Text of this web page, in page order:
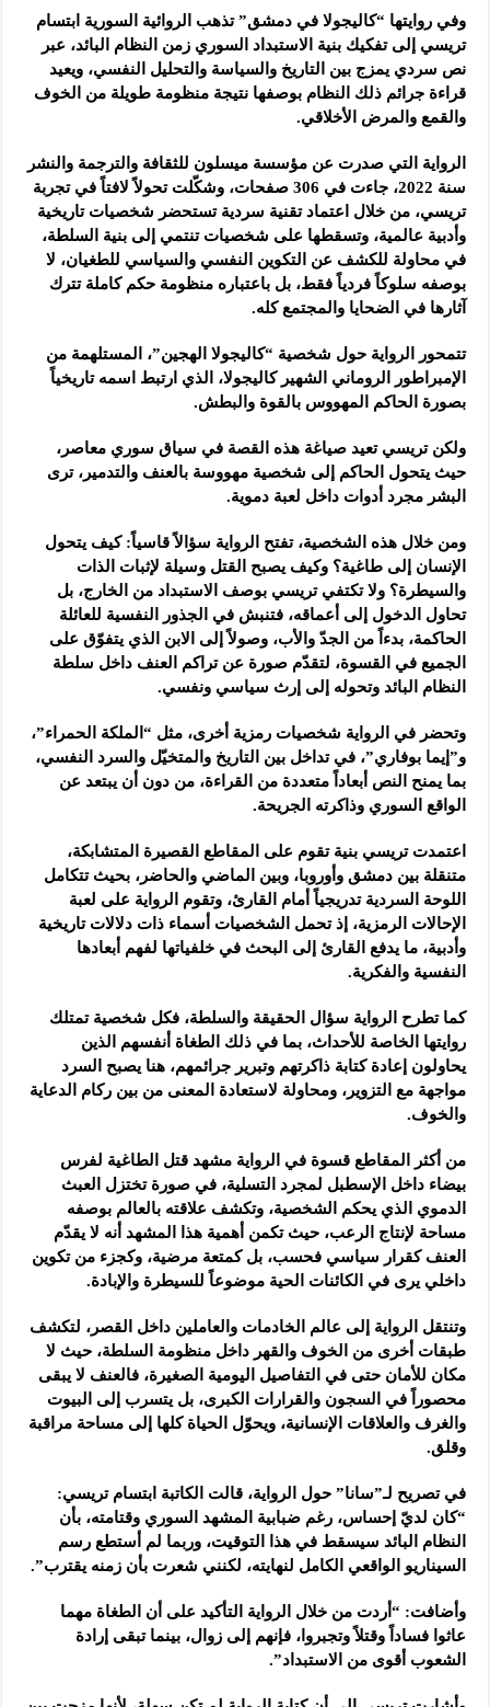
وفي روايتها “كاليجولا في دمشق” تذهب الروائية السورية ابتسام
تريسي إلى تفكيك بنية الاستبداد السوري زمن النظام البائد، عبر
نص سردي يمزج بين التاريخ والسياسة والتحليل النفسي، ويعيد
قراءة جرائم ذلك النظام بوصفها نتيجة منظومة طويلة من الخوف
والقمع والمرض الأخلاقي.
الرواية التي صدرت عن مؤسسة ميسلون للثقافة والترجمة والنشر
سنة 2022، جاءت في 306 صفحات، وشكّلت تحولاً لافتاً في تجربة
تريسي، من خلال اعتماد تقنية سردية تستحضر شخصيات تاريخية
وأدبية عالمية، وتسقطها على شخصيات تنتمي إلى بنية السلطة،
في محاولة للكشف عن التكوين النفسي والسياسي للطغيان، لا
بوصفه سلوكاً فردياً فقط، بل باعتباره منظومة حكم كاملة تترك
آثارها في الضحايا والمجتمع كله.
تتمحور الرواية حول شخصية “كاليجولا الهجين”، المستلهمة من
الإمبراطور الروماني الشهير كاليجولا، الذي ارتبط اسمه تاريخياً
بصورة الحاكم المهووس بالقوة والبطش.
ولكن تريسي تعيد صياغة هذه القصة في سياق سوري معاصر،
حيث يتحول الحاكم إلى شخصية مهووسة بالعنف والتدمير، ترى
البشر مجرد أدوات داخل لعبة دموية.
ومن خلال هذه الشخصية، تفتح الرواية سؤالاً قاسياً: كيف يتحول
الإنسان إلى طاغية؟ وكيف يصبح القتل وسيلة لإثبات الذات
والسيطرة؟ ولا تكتفي تريسي بوصف الاستبداد من الخارج، بل
تحاول الدخول إلى أعماقه، فتنبش في الجذور النفسية للعائلة
الحاكمة، بدءاً من الجدّ والأب، وصولاً إلى الابن الذي يتفوّق على
الجميع في القسوة، لتقدّم صورة عن تراكم العنف داخل سلطة
النظام البائد وتحوله إلى إرث سياسي ونفسي.
وتحضر في الرواية شخصيات رمزية أخرى، مثل “الملكة الحمراء”،
و”إيما بوفاري”، في تداخل بين التاريخ والمتخيّل والسرد النفسي،
بما يمنح النص أبعاداً متعددة من القراءة، من دون أن يبتعد عن
الواقع السوري وذاكرته الجريحة.
اعتمدت تريسي بنية تقوم على المقاطع القصيرة المتشابكة،
متنقلة بين دمشق وأوروبا، وبين الماضي والحاضر، بحيث تتكامل
اللوحة السردية تدريجياً أمام القارئ، وتقوم الرواية على لعبة
الإحالات الرمزية، إذ تحمل الشخصيات أسماء ذات دلالات تاريخية
وأدبية، ما يدفع القارئ إلى البحث في خلفياتها لفهم أبعادها
النفسية والفكرية.
كما تطرح الرواية سؤال الحقيقة والسلطة، فكل شخصية تمتلك
روايتها الخاصة للأحداث، بما في ذلك الطغاة أنفسهم الذين
يحاولون إعادة كتابة ذاكرتهم وتبرير جرائمهم، هنا يصبح السرد
مواجهة مع التزوير، ومحاولة لاستعادة المعنى من بين ركام الدعاية
والخوف.
من أكثر المقاطع قسوة في الرواية مشهد قتل الطاغية لفرس
بيضاء داخل الإسطبل لمجرد التسلية، في صورة تختزل العبث
الدموي الذي يحكم الشخصية، وتكشف علاقته بالعالم بوصفه
مساحة لإنتاج الرعب، حيث تكمن أهمية هذا المشهد أنه لا يقدّم
العنف كقرار سياسي فحسب، بل كمتعة مرضية، وكجزء من تكوين
داخلي يرى في الكائنات الحية موضوعاً للسيطرة والإبادة.
وتنتقل الرواية إلى عالم الخادمات والعاملين داخل القصر، لتكشف
طبقات أخرى من الخوف والقهر داخل منظومة السلطة، حيث لا
مكان للأمان حتى في التفاصيل اليومية الصغيرة، فالعنف لا يبقى
محصوراً في السجون والقرارات الكبرى، بل يتسرب إلى البيوت
والغرف والعلاقات الإنسانية، ويحوّل الحياة كلها إلى مساحة مراقبة
وقلق.
في تصريح لـ”سانا” حول الرواية، قالت الكاتبة ابتسام تريسي:
“كان لديّ إحساس، رغم ضبابية المشهد السوري وقتامته، بأن
النظام البائد سيسقط في هذا التوقيت، وربما لم أستطع رسم
السيناريو الواقعي الكامل لنهايته، لكنني شعرت بأن زمنه يقترب”.
وأضافت: “أردت من خلال الرواية التأكيد على أن الطغاة مهما
عاثوا فساداً وقتلاً وتجبروا، فإنهم إلى زوال، بينما تبقى إرادة
الشعوب أقوى من الاستبداد”.